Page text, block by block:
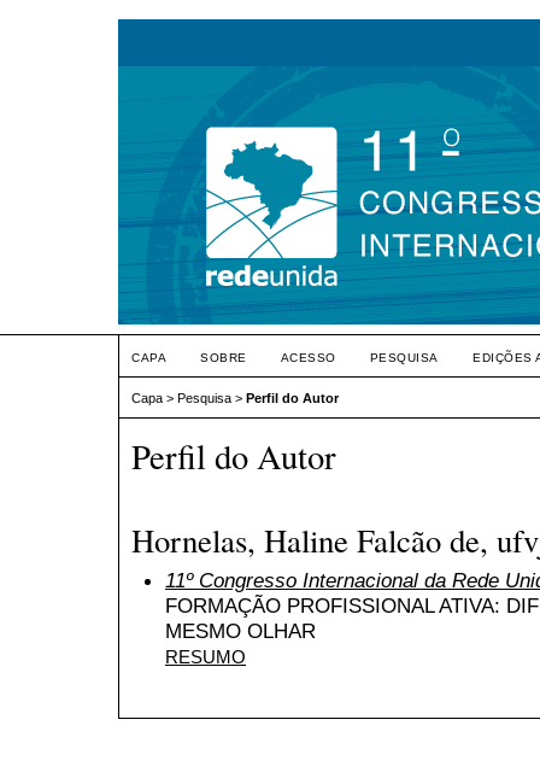
CAPA SOBRE ACESSO PESQUISA EDIÇÕES
Capa > Pesquisa > Perfil do Autor
Perfil do Autor
Hornelas, Haline Falcão de,
11º Congresso Internacional da Rede
FORMAÇÃO PROFISSIONAL ATIVA:
MESMO OLHAR
RESUMO